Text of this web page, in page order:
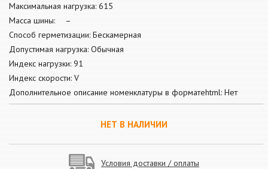
Максимальная нагрузка: 615
Масса шины: –
Способ герметизации: Бескамерная
Допустимая нагрузка: Обычная
Индекс нагрузки: 91
Индекс скорости: V
Дополнительное описание номенклатуры в форматеhtml: Нет
НЕТ В НАЛИЧИИ
Условия доставки / оплаты